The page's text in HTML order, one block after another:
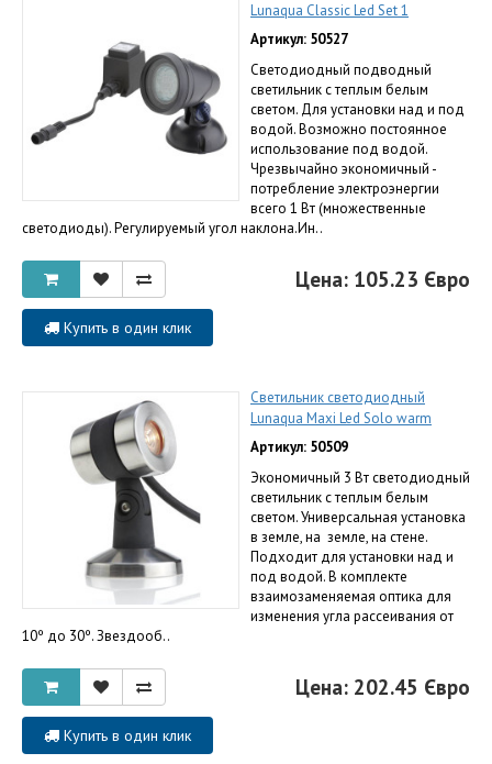
Lunaqua Classic Led Set 1
Артикул: 50527
Светодиодный подводный
светильник с теплым белым
светом. Для установки над и под
водой. Возможно постоянное
использование под водой.
Чрезвычайно экономичный -
потребление электроэнергии
всего 1 Вт (множественные
светодиоды). Регулируемый угол наклона.Ин..
Цена: 105.23 Євро
Купить в один клик
Светильник светодиодный
Lunaqua Maxi Led Solo warm
Артикул: 50509
Экономичный 3 Вт светодиодный
светильник с теплым белым
светом. Универсальная установка
в земле, на земле, на стене.
Подходит для установки над и
под водой. В комплекте
взаимозаменяемая оптика для
изменения угла рассеивания от
10º до 30º. Звездооб..
Цена: 202.45 Євро
Купить в один клик